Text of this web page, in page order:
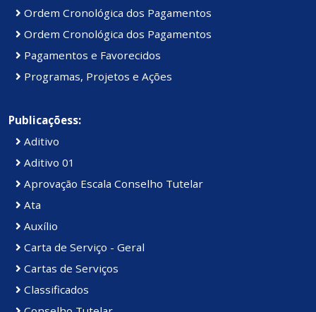
Ordem Cronológica dos Pagamentos
Ordem Cronológica dos Pagamentos
Pagamentos e Favorecidos
Programas, Projetos e Ações
Publicaçõess:
Aditivo
Aditivo 01
Aprovação Escala Conselho Tutelar
Ata
Auxílio
Carta de Serviço - Geral
Cartas de Serviços
Classificados